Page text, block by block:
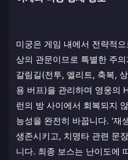
미궁은 게임 내에서 전략적
상의 관문이므로 특별한 주
갈림길(전투, 엘리트, 축복,
용 버프)을 관리하며 영웅의
런의 방 사이에서 회복되지
능성을 완전히 바꿉니다. '재
생존시키고, 치명타 관련 문
니다. 최종 보스는 난이도에